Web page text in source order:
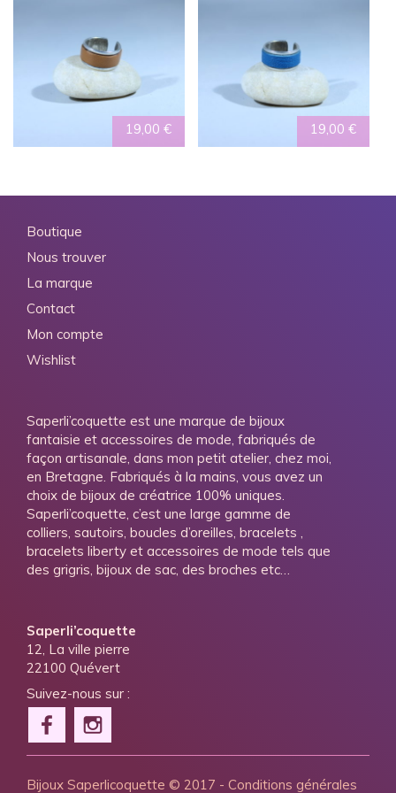
19,00 € 19,00 €
Boutique
Nous trouver
La marque
Contact
Mon compte
Wishlist
Saperli’coquette est une marque de bijoux
fantaisie et accessoires de mode, fabriqués de
façon artisanale, dans mon petit atelier, chez moi,
en Bretagne. Fabriqués à la mains, vous avez un
choix de bijoux de créatrice 100% uniques.
Saperli’coquette, c’est une large gamme de
colliers, sautoirs, boucles d’oreilles, bracelets ,
bracelets liberty et accessoires de mode tels que
des grigris, bijoux de sac, des broches etc…
Saperli’coquette
12, La ville pierre
22100 Quévert
Suivez-nous sur :
Bijoux Saperlicoquette © 2017 - Conditions générales